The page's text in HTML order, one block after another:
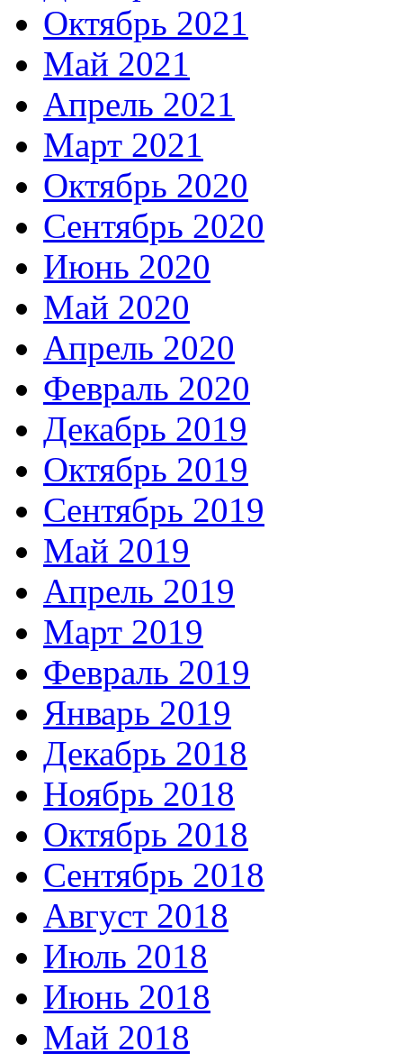
Октябрь 2021
Май 2021
Апрель 2021
Март 2021
Октябрь 2020
Сентябрь 2020
Июнь 2020
Май 2020
Апрель 2020
Февраль 2020
Декабрь 2019
Октябрь 2019
Сентябрь 2019
Май 2019
Апрель 2019
Март 2019
Февраль 2019
Январь 2019
Декабрь 2018
Ноябрь 2018
Октябрь 2018
Сентябрь 2018
Август 2018
Июль 2018
Июнь 2018
Май 2018